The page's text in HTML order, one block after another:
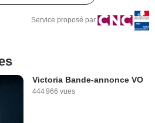
Service proposé par
Victoria Bande-annonce VO
444 966 vues